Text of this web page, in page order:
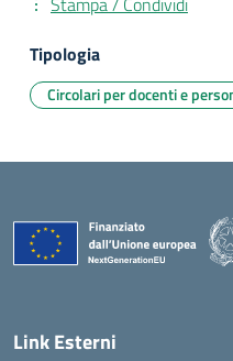
Tipologia
Circolari per docenti e
Link Esterni